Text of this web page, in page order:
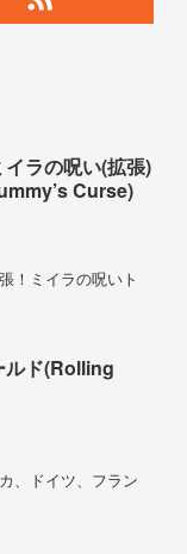
ラの呪い(拡張)
Curse)
！ミイラの呪いト
ルド(Rolling
、ドイツ、フラン